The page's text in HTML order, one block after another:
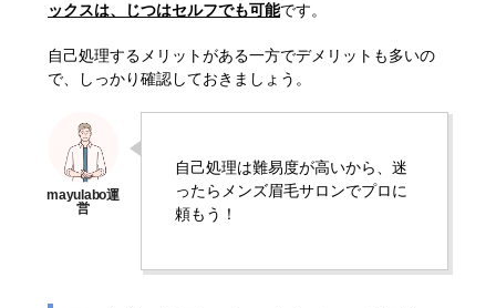
ックスは、じつはセルフでも可能です。
自己処理するメリットがある一方でデメリットも多いの
で、しっかり確認しておきましょう。
自己処理は難易度が高いから、迷
ったらメンズ眉毛サロンでプロに
頼もう！